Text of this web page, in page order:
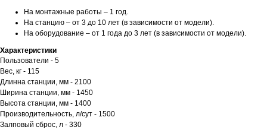
На монтажные работы – 1 год.
На станцию – от 3 до 10 лет (в зависимости от модели).
На оборудование – от 1 года до 3 лет (в зависимости от модели).
Характеристики
Пользователи - 5
Вес, кг - 115
Длинна станции, мм - 2100
Ширина станции, мм - 1450
Высота станции, мм - 1400
Производительность, л/сут - 1500
Залповый сброс, л - 330